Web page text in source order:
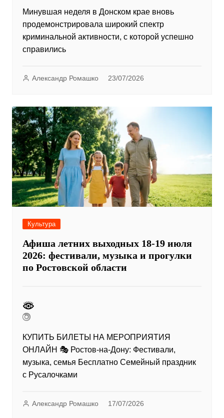
Минувшая неделя в Донском крае вновь
продемонстрировала широкий спектр
криминальной активности, с которой успешно
справились
Александр Ромашко 23/07/2026
Культура
Афиша летних выходных 18-19 июля
2026: фестивали, музыка и прогулки
по Ростовской области
КУПИТЬ БИЛЕТЫ НА МЕРОПРИЯТИЯ
ОНЛАЙН 🎭 Ростов-на-Дону: Фестивали,
музыка, семья Бесплатно Семейный праздник
с Русалочками
Александр Ромашко 17/07/2026